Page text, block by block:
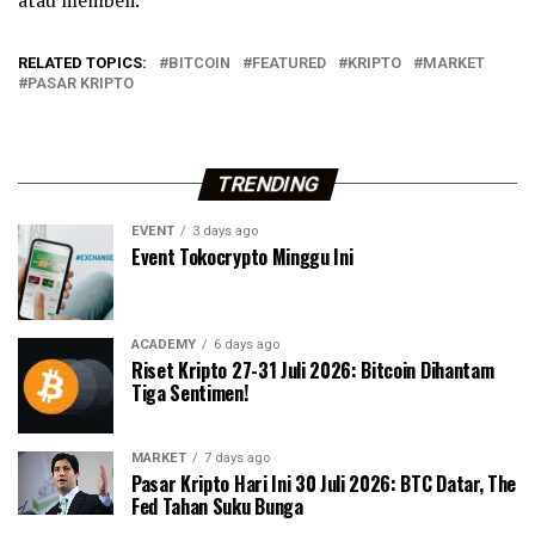
RELATED TOPICS: BITCOIN FEATURED KRIPTO
MARKET
PASAR KRIPTO
TRENDING
EVENT 3 days ago
Event Tokocrypto Minggu Ini
ACADEMY 6 days ago
Riset Kripto 27-31 Juli 2026: Bitcoin Dihantam
Tiga Sentimen!
MARKET 7 days ago
Pasar Kripto Hari Ini 30 Juli 2026: BTC Datar, The
Fed Tahan Suku Bunga